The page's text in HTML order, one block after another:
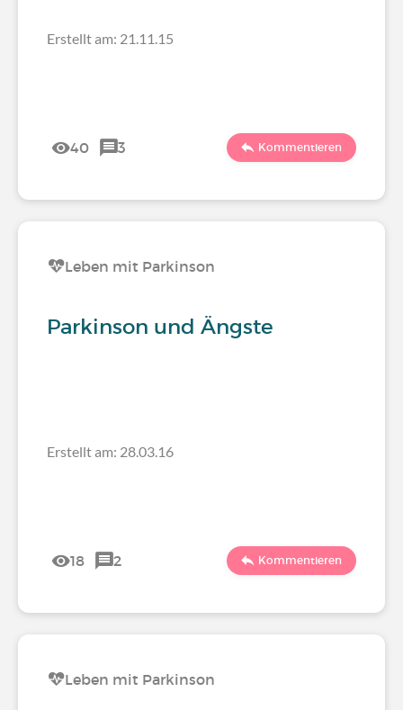
Erstellt am: 21.11.15
40 3 Kommentieren
Leben mit Parkinson
Parkinson und Ängste
Erstellt am: 28.03.16
18 2 Kommentieren
Leben mit Parkinson